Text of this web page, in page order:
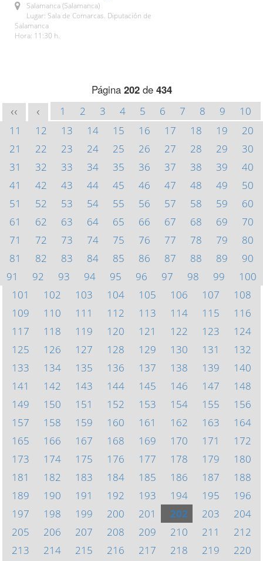
Salamanca (Salamanca)
Lugar: Sala de Comarcas. Diputación de
Salamanca
Hora: 11:30 h.
Página 202de 434
<< < 1 2 3 4 5 6 7 8 9
10
11
12 13 14 15 16 17 18 19
20
21
22 23 24 25 26 27 28 29
30
31
32 33 34 35 36 37 38 39
40
41
42 43 44 45 46 47 48 49
50
51
52 53 54 55 56 57 58 59
60
61
62 63 64 65 66 67 68 69
70
71
72 73 74 75 76 77 78 79
80
81
82 83 84 85 86 87 88 89
90
91
92 93 94 95 96 97 98 99
100
101
102 103 104 105 106 107
108
109
110 111 112 113 114 115
116
117
118 119 120 121 122 123
124
125
126 127 128 129 130 131
132
133
134 135 136 137 138 139
140
141
142 143 144 145 146 147
148
149
150 151 152 153 154 155
156
157
158 159 160 161 162 163
164
165
166 167 168 169 170 171
172
173
174 175 176 177 178 179
180
181
182 183 184 185 186 187
188
189
190 191 192 193 194 195
196
197
198 199 200 201 202 203
204
205
206 207 208 209 210 211
212
213
214 215 216 217 218 219
220